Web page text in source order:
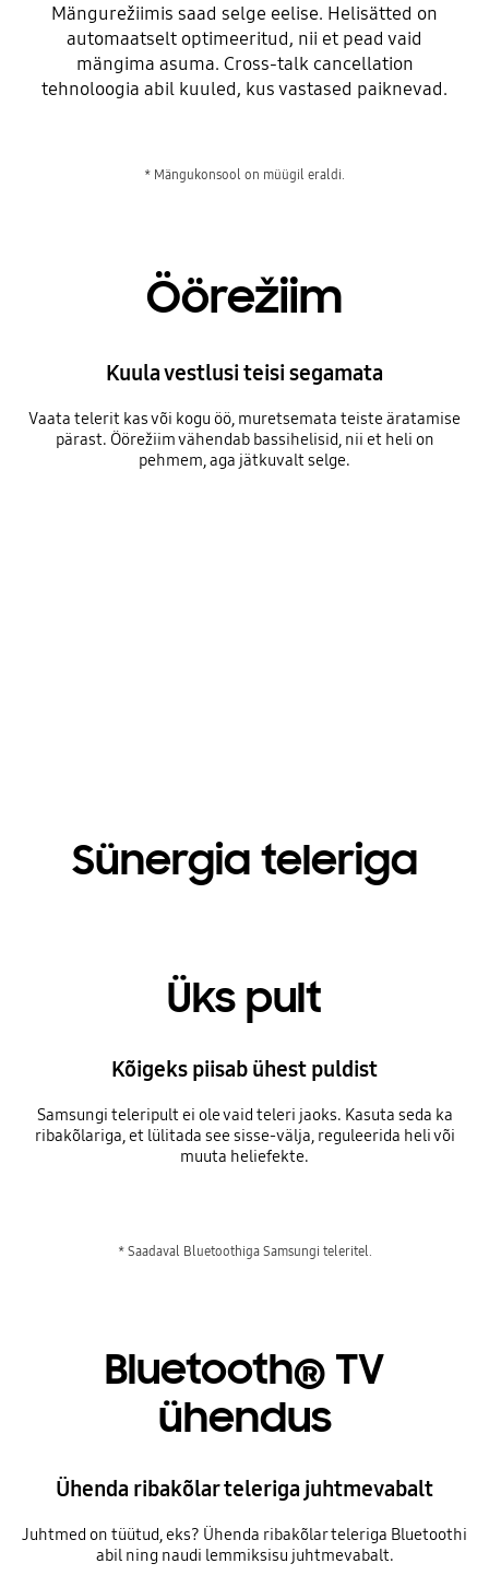
Mängurežiimis saad selge eelise. Helisätted on
automaatselt optimeeritud, nii et pead vaid
mängima asuma. Cross-talk cancellation
tehnoloogia abil kuuled, kus vastased paiknevad.
* Mängukonsool on müügil eraldi.
Öörežiim
Kuula vestlusi teisi segamata
Vaata telerit kas või kogu öö, muretsemata teiste äratamise
pärast. Öörežiim vähendab bassihelisid, nii et heli on
pehmem, aga jätkuvalt selge.
Sünergia teleriga
Üks pult
Kõigeks piisab ühest puldist
Samsungi teleripult ei ole vaid teleri jaoks. Kasuta seda ka
ribakõlariga, et lülitada see sisse-välja, reguleerida heli või
muuta heliefekte.
* Saadaval Bluetoothiga Samsungi teleritel.
Bluetooth® TV
ühendus
Ühenda ribakõlar teleriga juhtmevabalt
Juhtmed on tüütud, eks? Ühenda ribakõlar teleriga Bluetoothi
abil ning naudi lemmiksisu juhtmevabalt.